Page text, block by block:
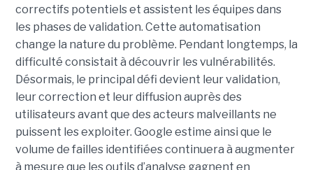
correctifs potentiels et assistent les équipes dans
les phases de validation. Cette automatisation
change la nature du problème. Pendant longtemps, la
difficulté consistait à découvrir les vulnérabilités.
Désormais, le principal défi devient leur validation,
leur correction et leur diffusion auprès des
utilisateurs avant que des acteurs malveillants ne
puissent les exploiter. Google estime ainsi que le
volume de failles identifiées continuera à augmenter
à mesure que les outils d’analyse gagnent en